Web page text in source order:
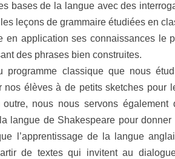
bases de la langue avec des
leçons de grammaire étudiées en
en application ses connaissances
des phrases bien construites.
programme classique que nous
nos élèves à de petits sketches pour
outre, nous nous servons
langue de Shakespeare pour
l’apprentissage de la langue
de textes qui invitent au